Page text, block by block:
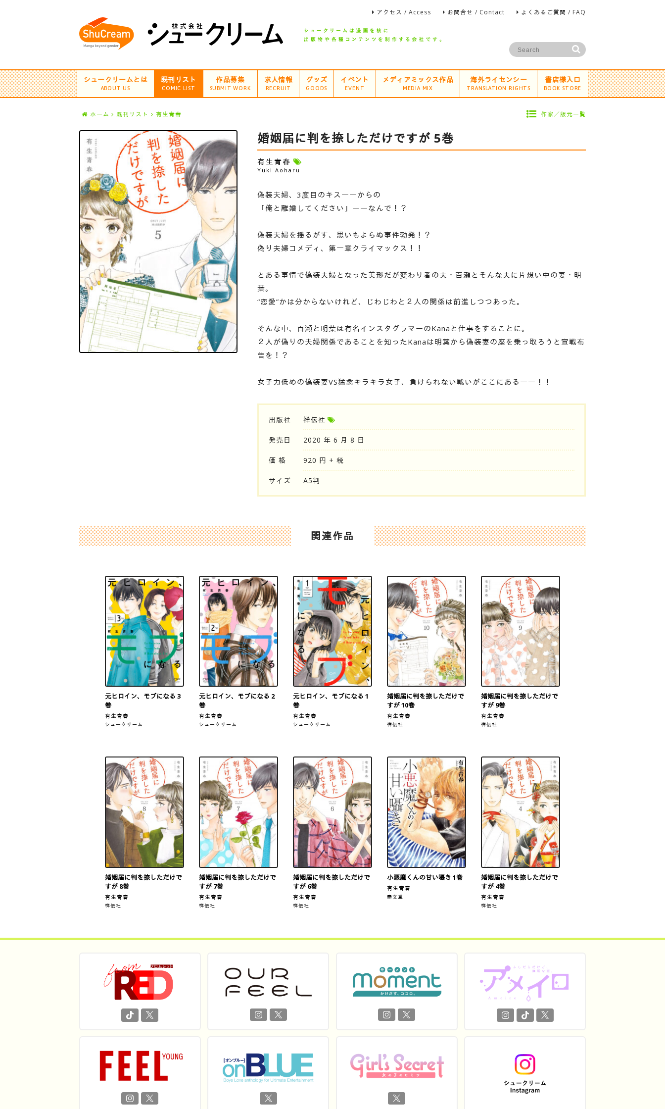
アクセス / Access お問合せ / Contact よくあるご質問 / FAQ
シュークリームとは
ABOUT US
既刊リスト
COMIC LIST
作品募集
SUBMIT WORK
求人情報
RECRUIT
グッズ
GOODS
イベント
EVENT
メディアミックス作品
MEDIA MIX
海外ライセンシー
TRANSLATION RIGHTS
書店様入口
BOOK STORE
ホーム 既刊リスト 有生青春 作家／版元一覧
婚姻届に判を捺しただけですが 5巻
有生青春
Yuki Aoharu
偽装夫婦、3度目のキス――からの
「俺と離婚してください」――なんで！？
偽装夫婦を揺るがす、思いもよらぬ事件勃発！？
偽り夫婦コメディ、第一章クライマックス！！
とある事情で偽装夫婦となった美形だが変わり者の夫・百瀬とそんな夫に片想い中の妻・明
葉。
“恋愛”かは分からないけれど、じわじわと２人の関係は前進しつつあった。
そんな中、百瀬と明葉は有名インスタグラマーのKanaと仕事をすることに。
２人が偽りの夫婦関係であることを知ったKanaは明葉から偽装妻の座を乗っ取ろうと宣戦布
告を！？
女子力低めの偽装妻VS猛禽キラキラ女子、負けられない戦いがここにある――！！
出版社 祥伝社
発売日 2020 年 6 月 8 日
価 格 920 円 + 税
サイズ A5判
関連作品
元ヒロイン、モブになる 3
巻
有生青春
シュークリーム
元ヒロイン、モブになる 2
巻
有生青春
シュークリーム
元ヒロイン、モブになる 1
巻
有生青春
シュークリーム
婚姻届に判を捺しただけで
すが 10巻
有生青春
祥伝社
婚姻届に判を捺しただけで
すが 9巻
有生青春
祥伝社
婚姻届に判を捺しただけで
すが 8巻
有生青春
祥伝社
婚姻届に判を捺しただけで
すが 7巻
有生青春
祥伝社
婚姻届に判を捺しただけで
すが 6巻
有生青春
祥伝社
小悪魔くんの甘い囁き 1巻
有生青春
泰文堂
婚姻届に判を捺しただけで
すが 4巻
有生青春
祥伝社